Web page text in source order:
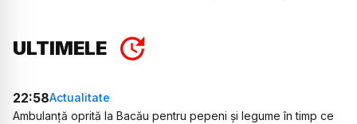
ULTIMELE
22:58Actualitate
Ambulanță oprită la Bacău pentru pepeni și legume în timp ce